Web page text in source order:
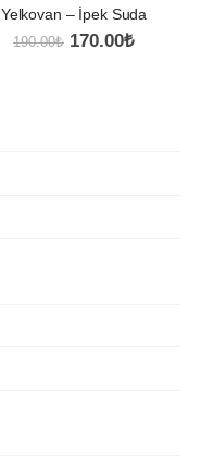
Yelkovan – İpek Suda
190.00₺ Orijinal
170.00₺Şu